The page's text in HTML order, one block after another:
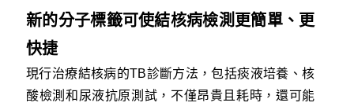
新的分子標籤可使結核病檢測更簡單、更
快捷
現行治療結核病的TB診斷方法，包括痰液培養、核
酸檢測和尿液抗原測試，不僅昂貴且耗時，還可能